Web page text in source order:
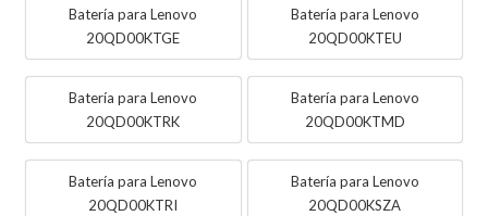
Batería para Lenovo
20QD00KTGE
Batería para Lenovo
20QD00KTEU
Batería para Lenovo
20QD00KTRK
Batería para Lenovo
20QD00KTMD
Batería para Lenovo
20QD00KTRI
Batería para Lenovo
20QD00KSZA